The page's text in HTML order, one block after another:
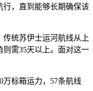
，直到能够长期确保该
统苏伊士运河航线从上
则需35天以上。面对这一
万标箱运力，57条航线